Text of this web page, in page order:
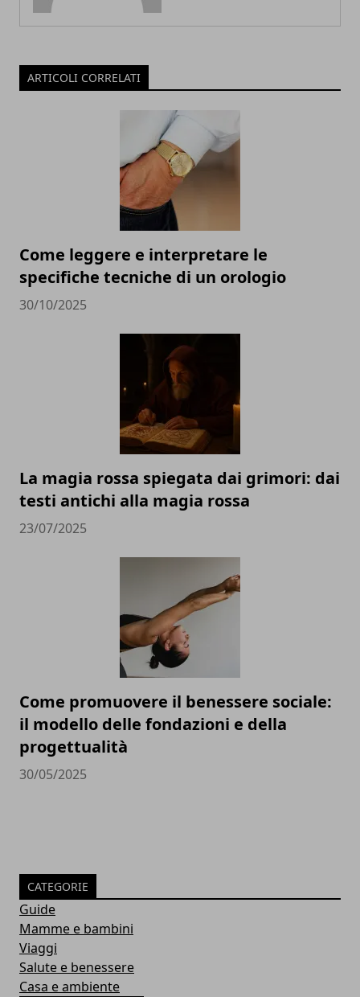
ARTICOLI CORRELATI
Come leggere e interpretare le
specifiche tecniche di un orologio
30/10/2025
La magia rossa spiegata dai grimori: dai
testi antichi alla magia rossa
23/07/2025
Come promuovere il benessere sociale:
il modello delle fondazioni e della
progettualità
30/05/2025
CATEGORIE
Guide
Mamme e bambini
Viaggi
Salute e benessere
Casa e ambiente